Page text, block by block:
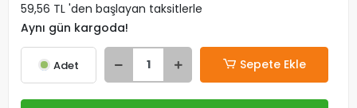
59,56 TL 'den başlayan taksitlerle
Aynı gün kargoda!
Adet Sepete Ekle